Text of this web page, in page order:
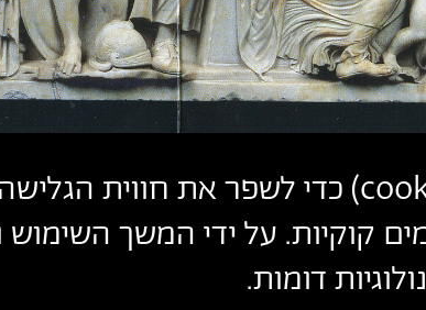
) כדי לשפר את חווית
קוקיות. על ידי המשך
דומות.